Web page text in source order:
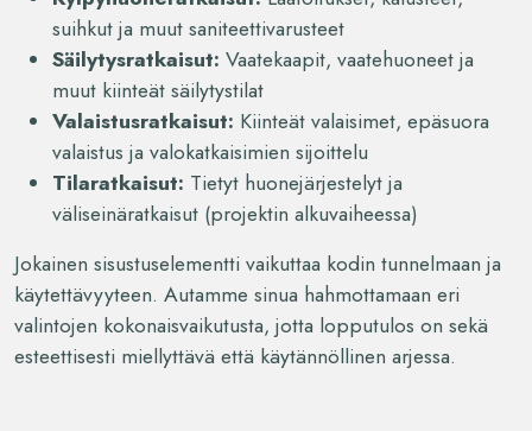
suihkut ja muut saniteettivarusteet
Säilytysratkaisut: Vaatekaapit, vaatehuoneet ja
muut kiinteät säilytystilat
Valaistusratkaisut: Kiinteät valaisimet, epäsuora
valaistus ja valokatkaisimien sijoittelu
Tilaratkaisut: Tietyt huonejärjestelyt ja
väliseinäratkaisut (projektin alkuvaiheessa)
Jokainen sisustuselementti vaikuttaa kodin tunnelmaan ja
käytettävyyteen. Autamme sinua hahmottamaan eri
valintojen kokonaisvaikutusta, jotta lopputulos on sekä
esteettisesti miellyttävä että käytännöllinen arjessa.